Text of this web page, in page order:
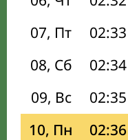
07, Пт
02:33
08, Сб
02:34
09, Вс
02:35
10, Пн
02:36